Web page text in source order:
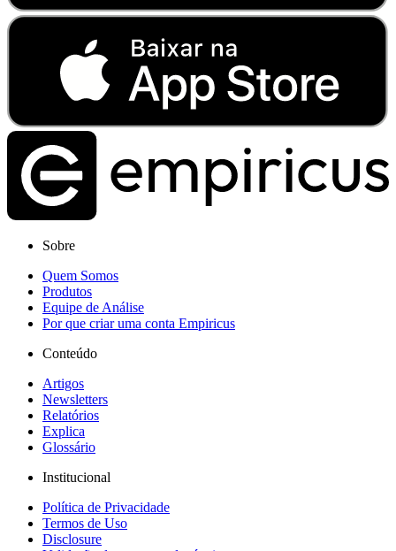
Sobre
Quem Somos
Produtos
Equipe de Análise
Por que criar uma conta Empiricus
Conteúdo
Artigos
Newsletters
Relatórios
Explica
Glossário
Institucional
Política de Privacidade
Termos de Uso
Disclosure